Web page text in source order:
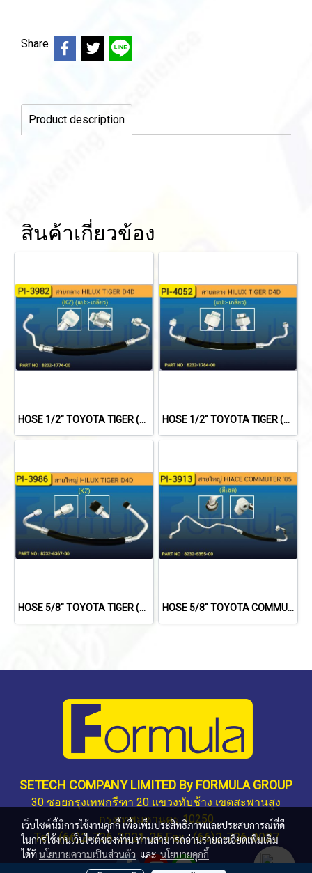
Share
Product description
สินค้าเกี่ยวข้อง
HOSE 1/2" TOYOTA TIGER (KZ)(134a) HOSE 1/2" TOYOTA TIGER (134a)
HOSE 5/8" TOYOTA TIGER (KZ)(134a) HOSE 5/8" TOYOTA COMMUTER D40(134a)(DIESEL)
SETECH COMPANY LIMITED By FORMULA GROUP
30 ซอยกรุงเทพกรีฑา 20 แขวงทับช้าง เขตสะพานสูง
กรุงเทพมหานคร 10250
Tel : (66)2-736-2021-25 Fax : (66)2-736-0027
เว็บไซต์นี้มีการใช้งานคุกกี้ เพื่อเพิ่มประสิทธิภาพและประสบการณ์ที่ดี
ในการใช้งานเว็บไซต์ของท่าน ท่านสามารถอ่านรายละเอียดเพิ่มเติม
ได้ที่นโยบายความเป็นส่วนตัว และนโยบายคุกกี้